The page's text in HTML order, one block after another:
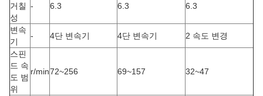
거칠
성
- 6.3 6.3 6.3
변속
기
- 4단 변속기 4단 변속기
2 속도 변경
스핀
드 속
도 범
위
r/min72~256 69~157 32~47